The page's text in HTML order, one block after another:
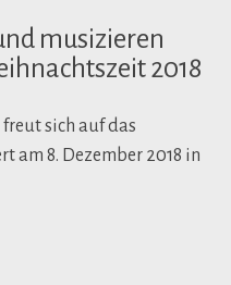
musizieren
2018
sich auf das
am 8. Dezember 2018 in